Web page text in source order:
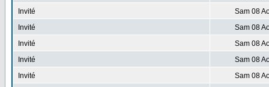
Invité
Sam 08
Invité
Sam 08
Invité
Sam 08
Invité
Sam 08
Invité
Sam 08